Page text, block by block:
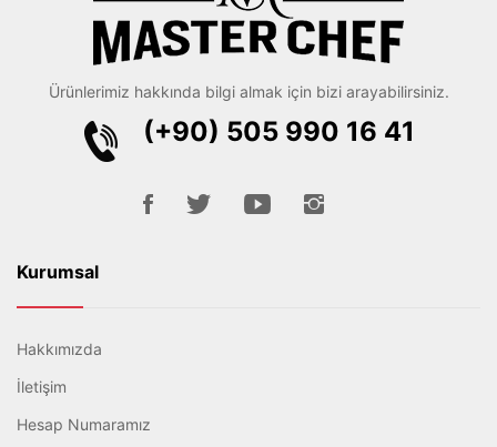
Ürünlerimiz hakkında bilgi almak için bizi arayabilirsiniz.
(+90) 505 990 16 41
Kurumsal
Hakkımızda
İletişim
Hesap Numaramız